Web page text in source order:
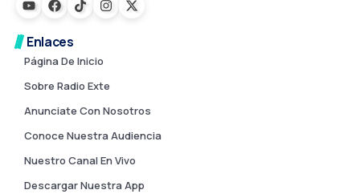
Enlaces
Página De Inicio
Sobre Radio Exte
Anunciate Con Nosotros
Conoce Nuestra Audiencia
Nuestro Canal En Vivo
Descargar Nuestra App